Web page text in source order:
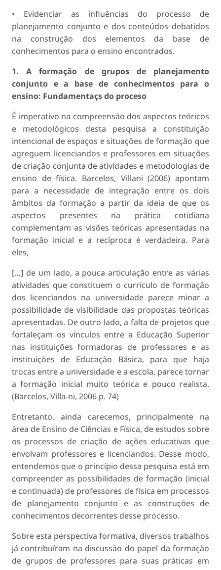
• Evidenciar as influências do processo de
planejamento conjunto e dos conteúdos debatidos
na construção dos elementos da base de
conhecimentos para o ensino encontrados.
1. A formação de grupos de planejamento
conjunto e a base de conhecimentos para o
ensino: Fundamentaçs do proceso
É imperativo na compreensão dos aspectos teóricos
e metodológicos desta pesquisa a constituição
intencional de espaços e situações de formação que
agreguem licenciandos e professores em situações
de criação conjunta de atividades e metodologias de
ensino de física. Barcelos, Villani (2006) apontam
para a necessidade de integração entre os dois
âmbitos da formação a partir da ideia de que os
aspectos presentes na prática cotidiana
complementam as visões teóricas apresentadas na
formação inicial e a recíproca é verdadeira. Para
eles,
[…] de um lado, a pouca articulação entre as várias
atividades que constituem o currículo de formação
dos licenciandos na universidade parece minar a
possibilidade de visibilidade das propostas teóricas
apresentadas. De outro lado, a falta de projetos que
fortaleçam os vínculos entre a Educação Superior
nas instituições formadoras de professores e as
instituições de Educação Básica, para que haja
trocas entre a universidade e a escola, parece tornar
a formação inicial muito teórica e pouco realista.
(Barcelos, Villa-ni, 2006 p. 74)
Entretanto, ainda carecemos, principalmente na
área de Ensino de Ciências e Física, de estudos sobre
os processos de criação de ações educativas que
envolvam professores e licenciandos. Desse modo,
entendemos que o princípio dessa pesquisa está em
compreender as possibilidades de formação (inicial
e continuada) de professores de física em processos
de planejamento conjunto e as construções de
conhecimentos decorrentes desse processo.
Sobre esta perspectiva formativa, diversos trabalhos
já contribuíram na discussão do papel da formação
de grupos de professores para suas práticas em